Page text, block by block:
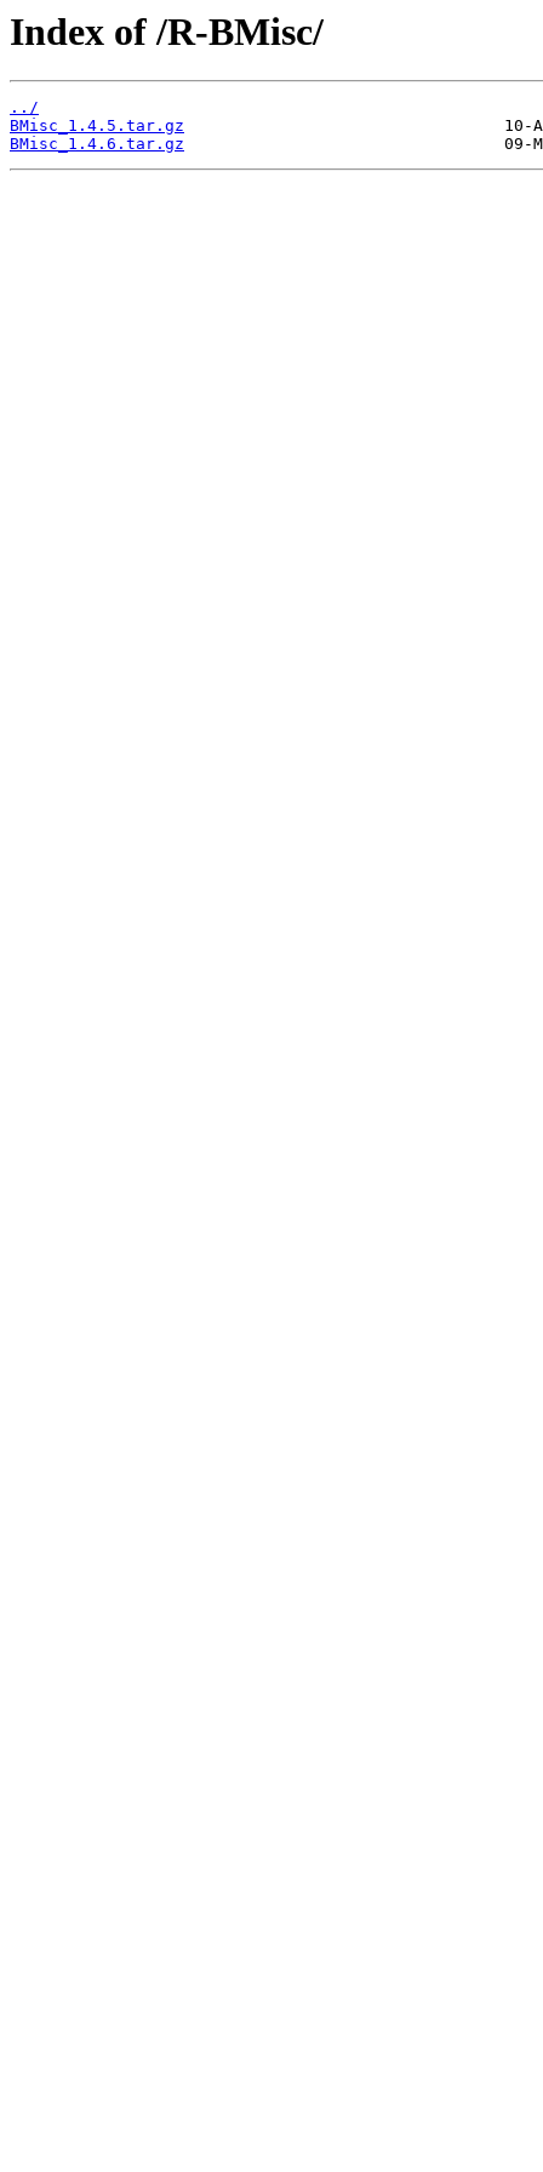
Index of /R-BMisc/
../
BMisc_1.4.5.tar.gz
BMisc_1.4.6.tar.gz